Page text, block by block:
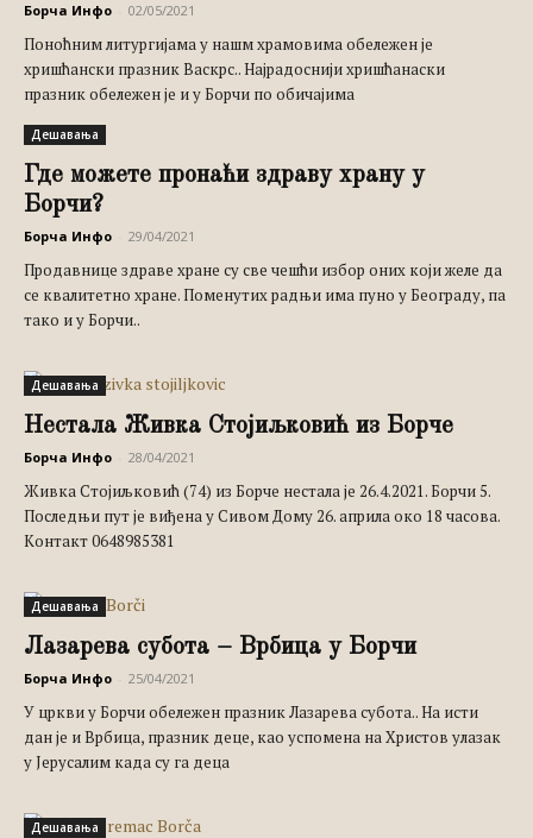
Борча Инфо 02/05/2021
Поноћним литургијама у нашм храмовима обележен је
хришћански празник Васкрс.. Најрадоснији хришћанаски
празник обележен је и у Борчи по обичајима
Дешавања
Где можете пронаћи здраву храну у
Борчи?
Борча Инфо 29/04/2021
Продавнице здраве хране су све чешћи избор оних који желе да
се квалитетно хране. Поменутих радњи има пуно у Београду, па
тако и у Борчи..
Дешавања
Нестала Живка Стојиљковић из Борче
Борча Инфо 28/04/2021
Живка Стојиљковић (74) из Борче нестала је 26.4.2021. Борчи 5.
Последњи пут је виђена у Сивом Дому 26. априла око 18 часова.
Контакт 0648985381
Дешавања
Лазарева субота – Врбица у Борчи
Борча Инфо 25/04/2021
У цркви у Борчи обележен празник Лазарева субота.. На исти
дан је и Врбица, празник деце, као успомена на Христов улазак
у Јерусалим када су га деца
Дешавања